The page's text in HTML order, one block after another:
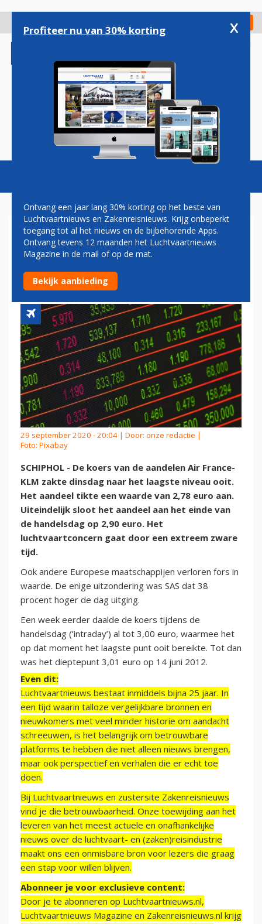
gaan
Check in
Magazine Podcasts Vacatures
AANDEEL AIR FRANCE-KLM
TIKT LAAGSTE KOERS OOIT
AAN
29 september 2020 - 20:04 | Door: onze redactie |
Foto: Pixabay
SCHIPHOL - De koers van de aandelen Air France-
KLM zakte dinsdag naar het laagste niveau ooit.
Het aandeel tikte een waarde van 2,78 euro aan.
Uiteindelijk sloot het aandeel aan het einde van
de handelsdag op 2,90 euro. Het
luchtvaartconcern gaat door een extreem zware
tijd.
Ook andere Europese maatschappijen verloren fors in
waarde. De enige uitzondering was SAS dat 38
procent hoger de dag uitging.
Een week eerder daalde de koers tijdens de
handelsdag (‘intraday’) al tot 3,00 euro, waarmee het
op dat moment het laagste punt ooit bereikte. Tot dan
was het dieptepunt 3,01 euro op 14 juni 2012.
Even dit:
Luchtvaartnieuws bestaat inmiddels bijna 25 jaar. In
een tijd waarin talloze vergelijkbare bronnen en
nieuwkomers met veel minder historie om aandacht
schreeuwen, is het belangrijk om betrouwbare
platforms te hebben die niet alleen nieuws brengen,
maar ook perspectief en verhalen die er echt toe
doen.
Bij Luchtvaartnieuws en zustersite Zakenreisnieuws
vind je die betrouwbaarheid. Onze toewijding aan het
leveren van het meest actuele en onafhankelijke
nieuws over de luchtvaart- en (zaken)reisindustrie
maakt ons een onmisbare bron voor lezers die graag
een stap voor willen blijven.
Abonneer je voor exclusieve content:
Door je te abonneren op Luchtvaartnieuws.nl,
Luchtvaartnieuws Magazine en Zakenreisnieuws.nl krijg
Profiteer nu van 30% korting x
Ontvang een jaar lang 30% korting op het beste van
Luchtvaartnieuws en Zakenreisnieuws. Krijg onbeperkt
toegang tot al het nieuws en de bijbehorende Apps.
Ontvang tevens 12 maanden het Luchtvaartnieuws
Magazine in de mail of op de mat.
Bekijk aanbieding